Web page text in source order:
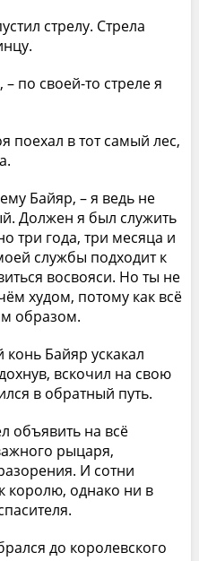
стрелу. Стрела
– по своей-то стреле я
поехал в тот самый лес,
Байяр, – я ведь не
Должен я был служить
три года, три месяца и
службы подходит к
восвояси. Но ты не
худом, потому как всё
образом.
Байяр ускакал
вскочил на свою
в обратный путь.
объявить на всё
рыцаря,
И сотни
однако ни в
до королевского